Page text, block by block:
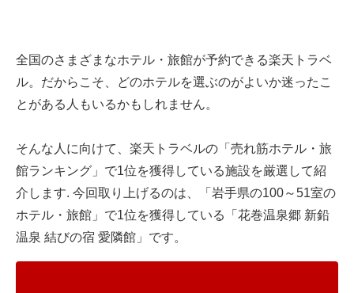
全国のさまざまなホテル・旅館が予約できる楽天トラベ
ル。だからこそ、どのホテルを選ぶのがよいか迷ったこ
とがある人もいるかもしれません。
そんな人に向けて、楽天トラベルの「売れ筋ホテル・旅
館ランキング」で1位を獲得している施設を厳選して紹
介します. 今回取り上げるのは、「岩手県の100～51室の
ホテル・旅館」で1位を獲得している「花巻温泉郷 新鉛
温泉 結びの宿 愛隣館」です。